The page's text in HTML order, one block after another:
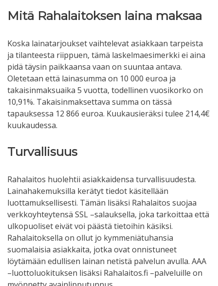
Mitä Rahalaitoksen laina maksaa
Koska lainatarjoukset vaihtelevat asiakkaan tarpeista
ja tilanteesta riippuen, tämä laskelmaesimerkki ei aina
pidä täysin paikkaansa vaan on suuntaa antava.
Oletetaan että lainasumma on 10 000 euroa ja
takaisinmaksuaika 5 vuotta, todellinen vuosikorko on
10,91%. Takaisinmaksettava summa on tässä
tapauksessa 12 866 euroa. Kuukausieräksi tulee 214,4€
kuukaudessa.
Turvallisuus
Rahalaitos huolehtii asiakkaidensa turvallisuudesta.
Lainahakemuksilla kerätyt tiedot käsitellään
luottamuksellisesti. Tämän lisäksi Rahalaitos suojaa
verkkoyhteytensä SSL –salauksella, joka tarkoittaa että
ulkopuoliset eivät voi päästä tietoihin käsiksi.
Rahalaitoksella on ollut jo kymmeniätuhansia
suomalaisia asiakkaita, jotka ovat onnistuneet
löytämään edullisen lainan netistä palvelun avulla. AAA
–luottoluokituksen lisäksi Rahalaitos.fi –palveluille on